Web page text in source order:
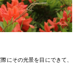
にその光景を目にできて、